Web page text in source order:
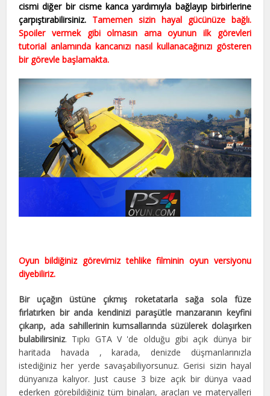
cismi diğer bir cisme kanca yardımıyla bağlayıp birbirlerine
çarpıştırabilirsiniz. Tamemen sizin hayal gücünüze bağlı.
Spoiler vermek gibi olmasın ama oyunun ilk görevleri
tutorial anlamında kancanızı nasıl kullanacağınızı gösteren
bir görevle başlamakta.
Oyun bildiğiniz görevimiz tehlike filminin oyun versiyonu
diyebiliriz.
Bir uçağın üstüne çıkmış roketatarla sağa sola füze
fırlatırken bir anda kendinizi paraşütle manzaranın keyfini
çıkarıp, ada sahillerinin kumsallarında süzülerek dolaşırken
bulabilirsiniz. Tıpkı GTA V 'de olduğu gibi açık dünya bir
haritada havada , karada, denizde düşmanlarınızla
istediğiniz her yerde savaşabiliyorsunuz. Gerisi sizin hayal
dünyanıza kalıyor. Just cause 3 bize açık bir dünya vaad
ederken görebildiğiniz tüm binaları, araçları ve materyalleri